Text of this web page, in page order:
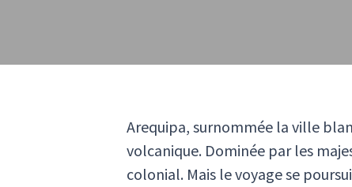
Arequipa, surnommée la ville
volcanique. Dominée par les
colonial. Mais le voyage se